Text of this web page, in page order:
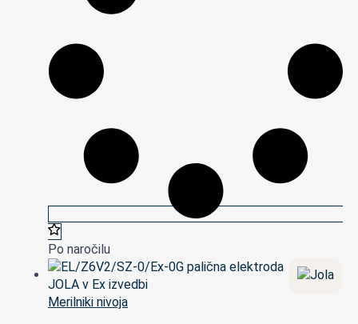
Po naročilu
Merilniki nivoja